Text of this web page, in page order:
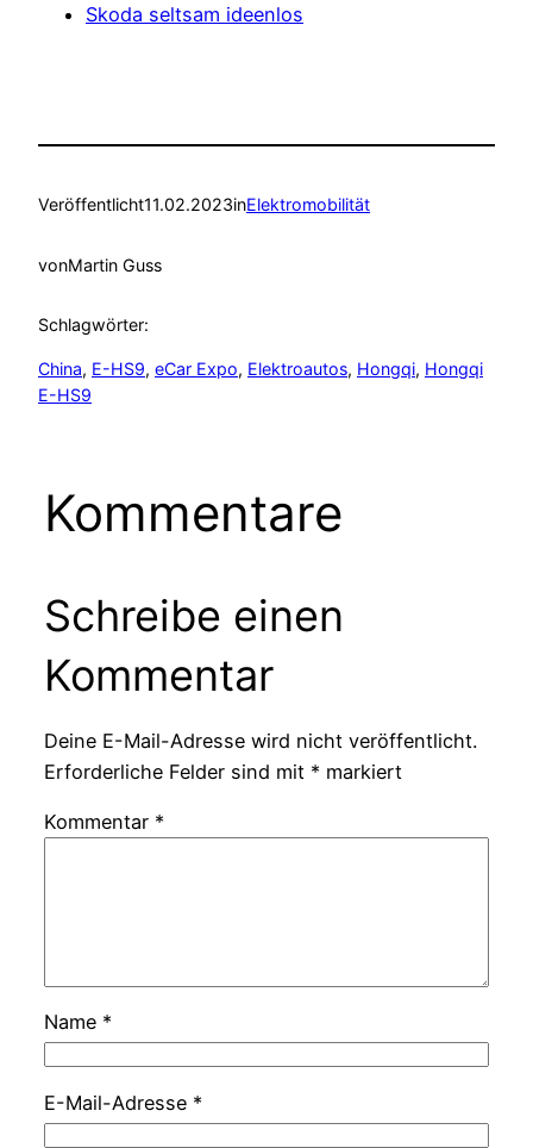
Skoda seltsam ideenlos
Veröffentlicht11.02.2023inElektromobilität
vonMartin Guss
Schlagwörter:
China, E-HS9, eCar Expo, Elektroautos, Hongqi, Hongqi
E-HS9
Kommentare
Schreibe einen
Kommentar
Deine E-Mail-Adresse wird nicht veröffentlicht.
Erforderliche Felder sind mit * markiert
Kommentar *
Name *
E-Mail-Adresse *